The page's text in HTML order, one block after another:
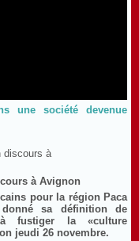
une société devenue
à Avignon
pour la région Paca
sa définition de
fustiger la «culture
jeudi 26 novembre.